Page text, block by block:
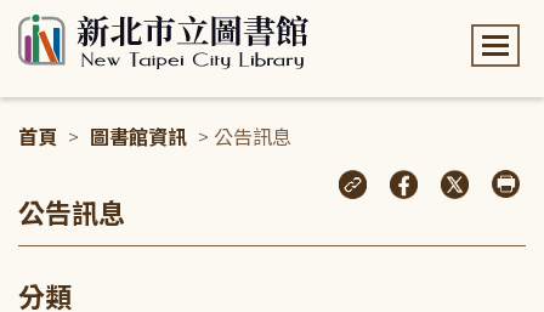
首頁 > 圖書館資訊 > 公告訊息
公告訊息
分類